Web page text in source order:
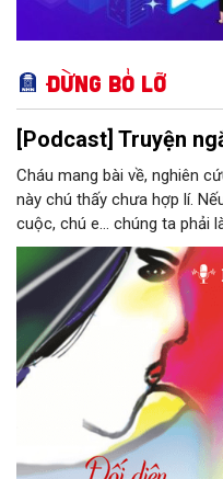
Đừng bỏ lỡ
[Podcast] Truyện
Cháu mang bài về, nghiên
này chú thấy chưa hợp lí.
cuộc, chú e… chúng ta phải
thì tiếp tục nhé! Chú Minh
ngại ngùng đỡ lấy. Đây là
bị Tổng biên tập kêu lên để